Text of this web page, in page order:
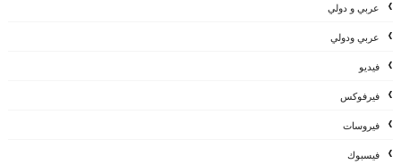
عربي و دولي
عربي ودولي
فيديو
فيرفوكس
فيروسات
فيسبوك